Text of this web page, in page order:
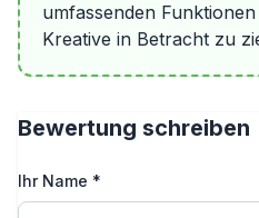
umfassenden
Kreative in Betracht zu
Bewertung schreiben
Ihr Name *